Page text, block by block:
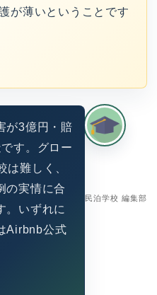
が薄いということです
民泊学校 編集部
が3億円・賠
す。グロー
難しく、
の実情に合
。いずれに
Airbnb公式